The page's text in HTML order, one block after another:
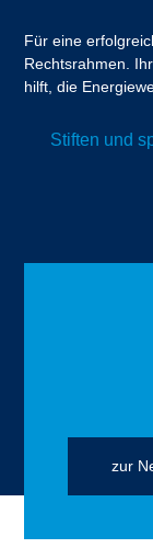
Für eine
Rechtsrahmen.
hilft, die
Stiften und
zur